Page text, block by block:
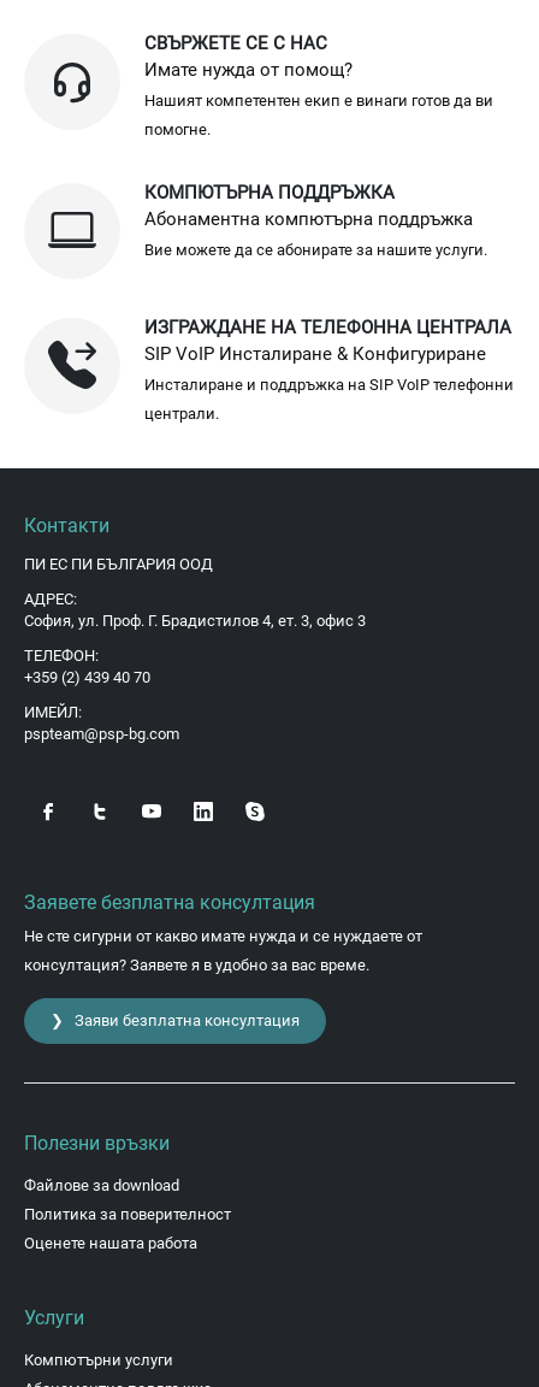
СВЪРЖЕТЕ СЕ С НАС
Имате нужда от помощ?
Нашият компетентен екип е винаги готов да ви
помогне.
КОМПЮТЪРНА ПОДДРЪЖКА
Абонаментна компютърна поддръжка
Вие можете да се абонирате за нашите услуги.
ИЗГРАЖДАНЕ НА ТЕЛЕФОННА ЦЕНТРАЛА
SIP VoIP Инсталиране & Конфигуриране
Инсталиране и поддръжка на SIP VoIP телефонни
централи.
Контакти
ПИ ЕС ПИ БЪЛГАРИЯ ООД
АДРЕС:
София, ул. Проф. Г. Брадистилов 4, ет. 3, офис 3
ТЕЛЕФОН:
+359 (2) 439 40 70
ИМЕЙЛ:
pspteam@psp-bg.com
Заявете безплатна консултация
Не сте сигурни от какво имате нужда и се нуждаете от
консултация? Заявете я в удобно за вас време.
❯ Заяви безплатна консултация
Полезни връзки
Файлове за download
Политика за поверителност
Оценете нашата работа
Услуги
Компютърни услуги